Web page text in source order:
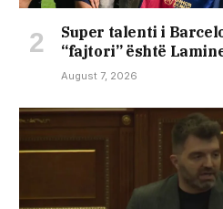
Super talenti i
“fajtori” është
August 7, 2026